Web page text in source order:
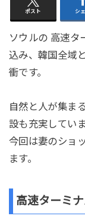
ポスト シ
ソウルの 高速タ
込み、韓国全域
衝です。
自然と人が集ま
設も充実していま
今回は妻のショ
ます。
高速ターミ